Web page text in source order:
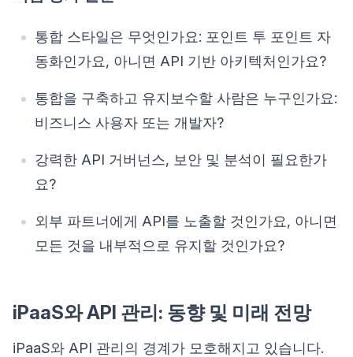
통합 스타일은 무엇인가요: 포인트 투 포인트 자
동화인가요, 아니면 API 기반 아키텍처인가요?
통합을 구축하고 유지보수할 사람은 누구인가요:
비즈니스 사용자 또는 개발자?
강력한 API 거버넌스, 보안 및 분석이 필요한가
요?
외부 파트너에게 API를 노출할 것인가요, 아니면
모든 것을 내부적으로 유지할 것인가요?
iPaaS와 API 관리: 동향 및 미래 전망
iPaaS와 API 관리의 경계가 모호해지고 있습니다.